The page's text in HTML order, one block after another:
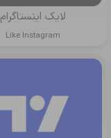
لایک اینستاگرام
Like Instagram